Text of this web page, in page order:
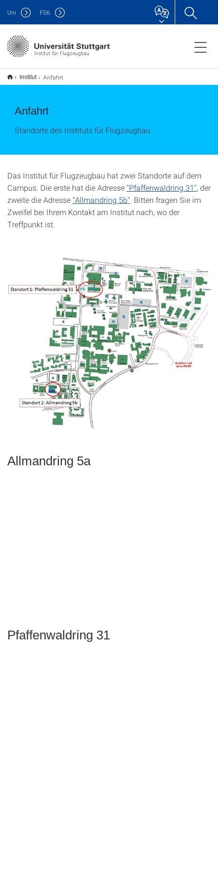
Institut für Flugzeugbau
Uni F06
Institut Anfahrt
Anfahrt
Standorte des Instituts für Flugzeugbau
Das Institut für Flugzeugbau hat zwei Standorte auf dem
Campus. Die erste hat die Adresse "Pfaffenwaldring 31", der
zweite die Adresse "Allmandring 5b" . Bitten fragen Sie im
Zweifel bei Ihrem Kontakt am Institut nach, wo der
Treffpunkt ist.
Allmandring 5a
Pfaffenwaldring 31